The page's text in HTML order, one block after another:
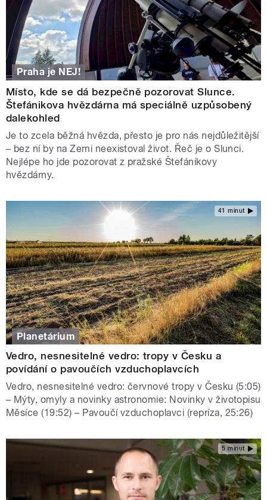
Praha je NEJ!
Místo, kde se dá bezpečně pozorovat Slunce.
Štefánikova hvězdárna má speciálně uzpůsobený
dalekohled
Je to zcela běžná hvězda, přesto je pro nás nejdůležitější
– bez ní by na Zemi neexistoval život. Řeč je o Slunci.
Nejlépe ho jde pozorovat z pražské Štefánikovy
hvězdárny.
41 minut
Planetárium
Vedro, nesnesitelné vedro: tropy v Česku a
povídání o pavoučích vzduchoplavcích
Vedro, nesnesitelné vedro: červnové tropy v Česku (5:05)
– Mýty, omyly a novinky astronomie: Novinky v životopisu
Měsíce (19:52) – Pavoučí vzduchoplavci (repríza, 25:26)
5 minut